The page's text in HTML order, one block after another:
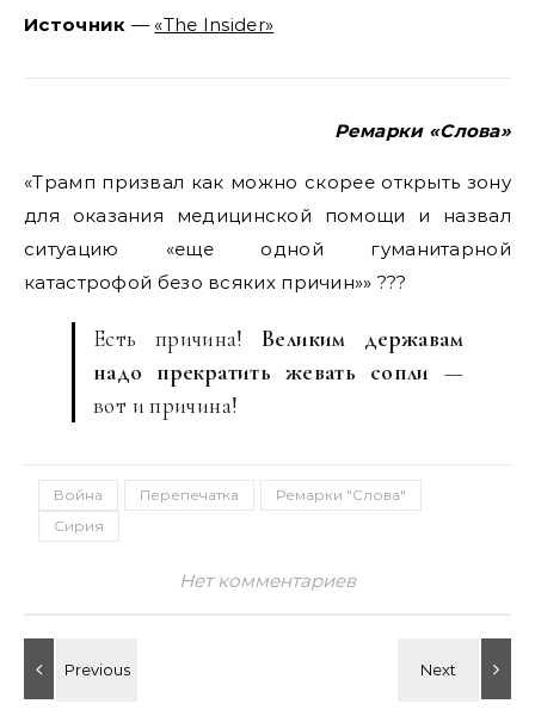
Источник — «The Insider»
Ремарки «Слова»
«Трамп призвал как можно скорее открыть зону
для оказания медицинской помощи и назвал
ситуацию «еще одной гуманитарной
катастрофой безо всяких причин»» ???
Есть причина! Великим державам
надо прекратить жевать сопли —
вот и причина!
Война Перепечатка
Ремарки "Слова"
Сирия
Нет комментариев